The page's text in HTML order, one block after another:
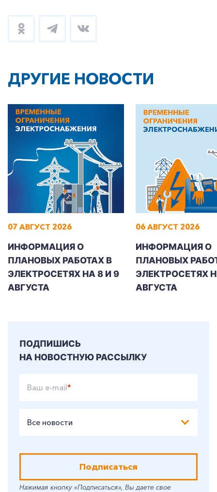
ДРУГИЕ НОВОСТИ
07 АВГУСТ 2026
ИНФОРМАЦИЯ О
ПЛАНОВЫХ РАБОТАХ В
ЭЛЕКТРОСЕТЯХ НА 8 И 9
АВГУСТА
06 АВГУСТ 2026
ИНФОРМАЦИЯ О
ПЛАНОВЫХ
ЭЛЕКТРОСЕТЯХ
АВГУСТА
ПОДПИШИСЬ
НА НОВОСТНУЮ РАССЫЛКУ
Ваш e-mail*
Все новости
Подписаться
Нажимая кнопку «Подписаться», Вы даете свое